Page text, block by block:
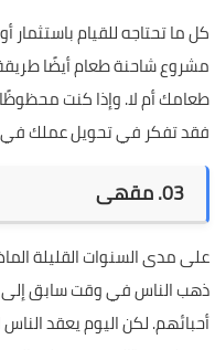
كل ما تحتاجه للقيام
مشروع شاحنة طعام أيضًا
طعامك أم لا. وإذا كنت
فقد تفكر في تحويل عملك في
03. مقهى
على مدى السنوات القليلة
ذهب الناس في وقت سابق إلى
أحبائهم. لكن اليوم يعقد